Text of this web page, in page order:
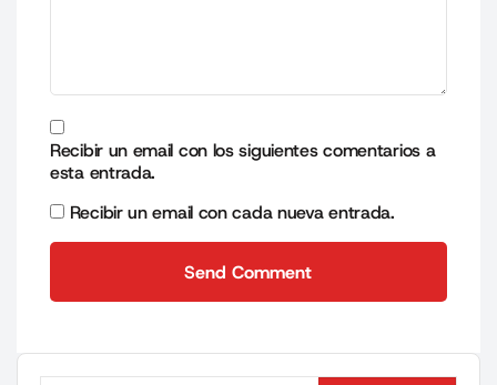
Recibir un email con los siguientes comentarios a
esta entrada.
Recibir un email con cada nueva entrada.
Send Comment